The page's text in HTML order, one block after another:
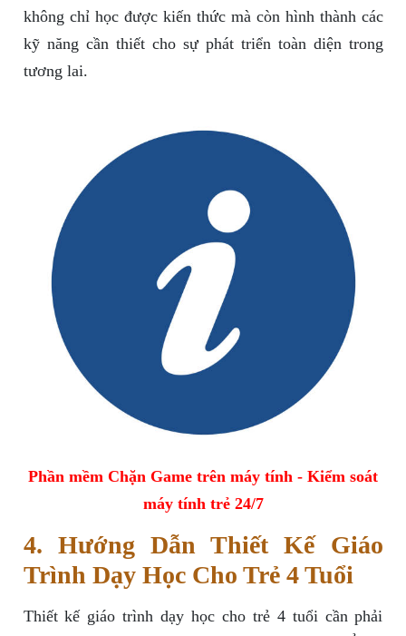
không chỉ học được kiến thức mà còn hình thành các
kỹ năng cần thiết cho sự phát triển toàn diện trong
tương lai.
Phần mềm Chặn Game trên máy tính - Kiểm soát
máy tính trẻ 24/7
4. Hướng Dẫn Thiết Kế Giáo
Trình Dạy Học Cho Trẻ 4 Tuổi
Thiết kế giáo trình dạy học cho trẻ 4 tuổi cần phải